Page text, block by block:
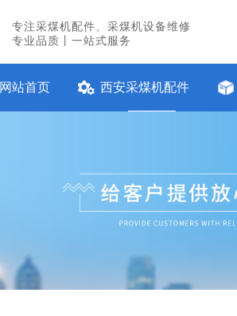
专注采煤机配件、采煤机设备维修
专业品质丨一站式服务
网站首页 西安采煤机配件